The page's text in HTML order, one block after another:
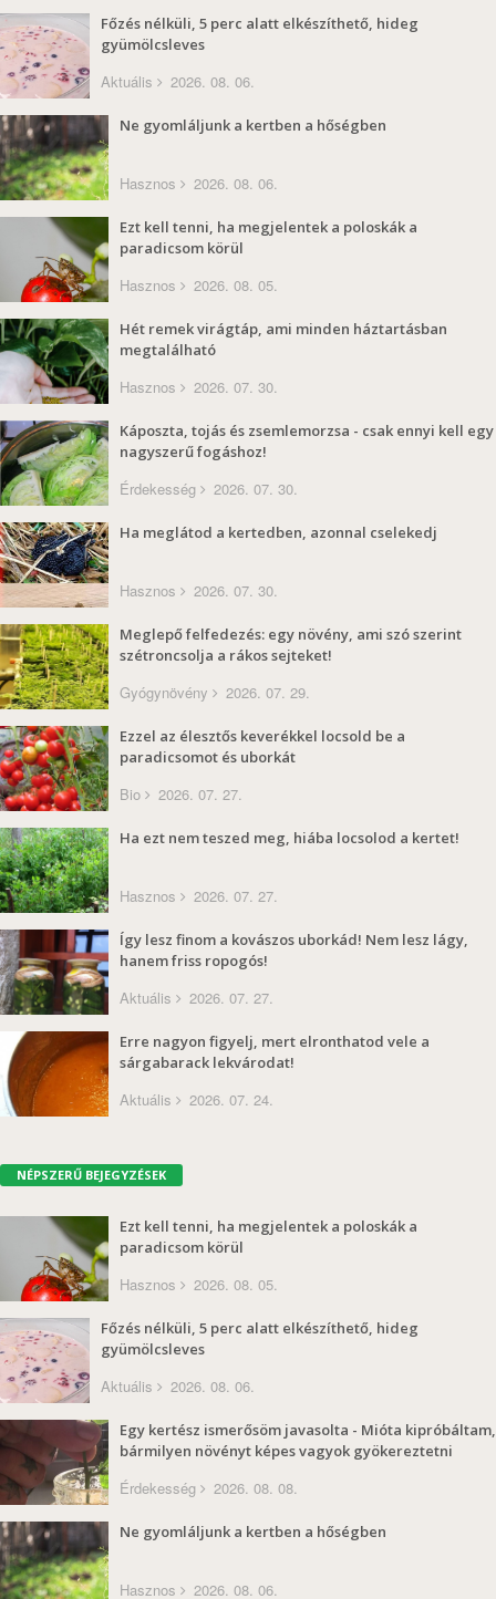
Főzés nélküli, 5 perc alatt elkészíthető, hideg
gyümölcsleves
Aktuális 2026. 08. 06.
Ne gyomláljunk a kertben a hőségben
Hasznos 2026. 08. 06.
Ezt kell tenni, ha megjelentek a poloskák a
paradicsom körül
Hasznos 2026. 08. 05.
Hét remek virágtáp, ami minden háztartásban
megtalálható
Hasznos 2026. 07. 30.
Káposzta, tojás és zsemlemorzsa - csak ennyi kell egy
nagyszerű fogáshoz!
Érdekesség 2026. 07. 30.
Ha meglátod a kertedben, azonnal cselekedj
Hasznos 2026. 07. 30.
Meglepő felfedezés: egy növény, ami szó szerint
szétroncsolja a rákos sejteket!
Gyógynövény 2026. 07. 29.
Ezzel az élesztős keverékkel locsold be a
paradicsomot és uborkát
Bio 2026. 07. 27.
Ha ezt nem teszed meg, hiába locsolod a kertet!
Hasznos 2026. 07. 27.
Így lesz finom a kovászos uborkád! Nem lesz lágy,
hanem friss ropogós!
Aktuális 2026. 07. 27.
Erre nagyon figyelj, mert elronthatod vele a
sárgabarack lekvárodat!
Aktuális 2026. 07. 24.
NÉPSZERŰ BEJEGYZÉSEK
Ezt kell tenni, ha megjelentek a poloskák a
paradicsom körül
Hasznos 2026. 08. 05.
Főzés nélküli, 5 perc alatt elkészíthető, hideg
gyümölcsleves
Aktuális 2026. 08. 06.
Egy kertész ismerősöm javasolta - Mióta kipróbáltam,
bármilyen növényt képes vagyok gyökereztetni
Érdekesség 2026. 08. 08.
Ne gyomláljunk a kertben a hőségben
Hasznos 2026. 08. 06.